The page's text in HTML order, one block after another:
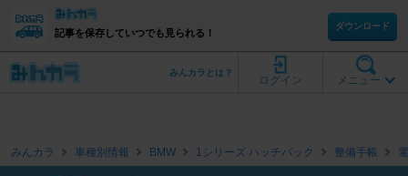
記事を保存していつでも見られる！
ダウンロード
メニュー
ログイン
みんカラとは？
みんカラ 車種別情報 BMW 1シリーズ ハッチバック 整備手帳